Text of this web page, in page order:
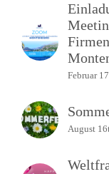
Februar
August